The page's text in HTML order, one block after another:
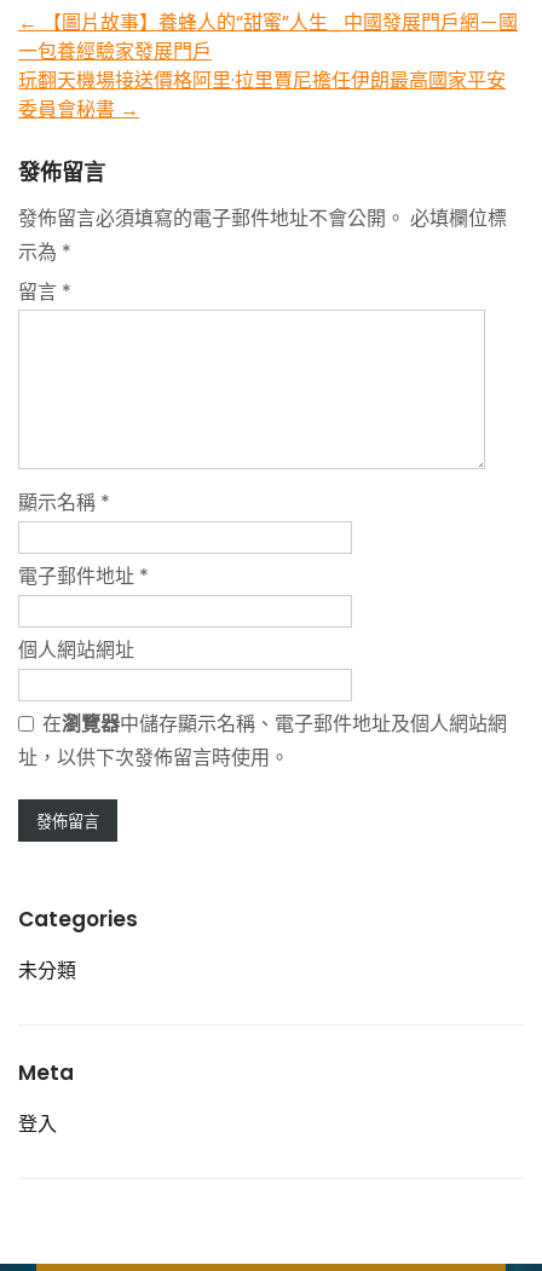
Post
navigation
←
【圖片故事】養蜂人的“甜蜜”人生_中國發展門戶網－國
一包養經驗家發展門戶
玩翻天機場接送價格阿里·拉里賈尼擔任伊朗最高國家平安
委員會秘書 →
發佈留言
發佈留言必須填寫的電子郵件地址不會公開。 必填欄位標
示為 *
留言 *
顯示名稱 *
電子郵件地址 *
個人網站網址
在瀏覽器中儲存顯示名稱、電子郵件地址及個人網站網
址，以供下次發佈留言時使用。
Categories
未分類
Meta
登入